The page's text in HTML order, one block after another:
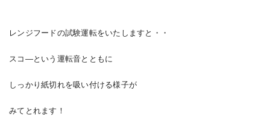
レンジフードの試験運転をいたしますと・・
スコ―という運転音とともに
しっかり紙切れを吸い付ける様子が
みてとれます！